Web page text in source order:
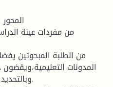
المدونات